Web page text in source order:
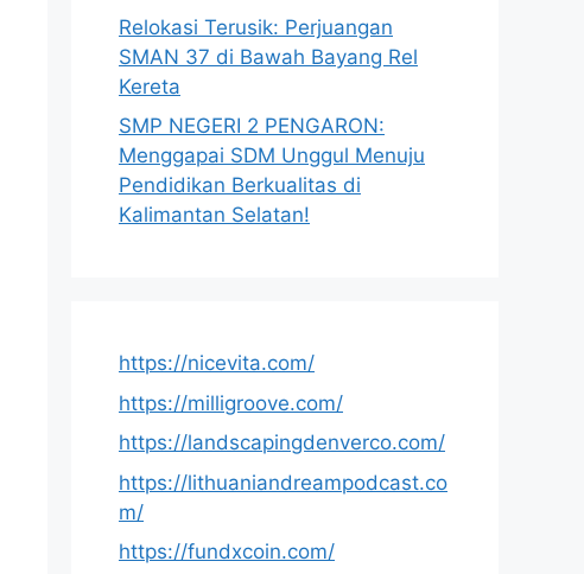
Relokasi Terusik: Perjuangan
SMAN 37 di Bawah Bayang Rel
Kereta
SMP NEGERI 2 PENGARON:
Menggapai SDM Unggul Menuju
Pendidikan Berkualitas di
Kalimantan Selatan!
https://nicevita.com/
https://milligroove.com/
https://landscapingdenverco.com/
https://lithuaniandreampodcast.co
m/
https://fundxcoin.com/